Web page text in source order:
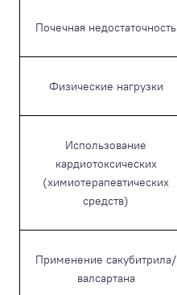
Почечная недостаточность
Физические нагрузки
Использование
кардиотоксических
(химиотерапевтических
средств)
Применение сакубитрила/
валсартана